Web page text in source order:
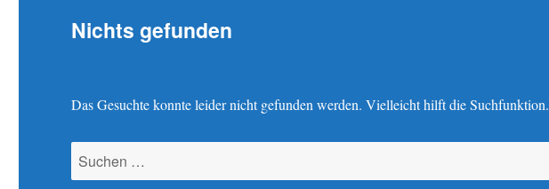
Nichts gefunden
Das Gesuchte konnte leider nicht gefunden werden. Vielleicht hilft die Suchfunktion.
Suchen
nach: